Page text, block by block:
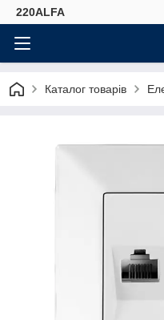
220ALFA
Каталог товарів